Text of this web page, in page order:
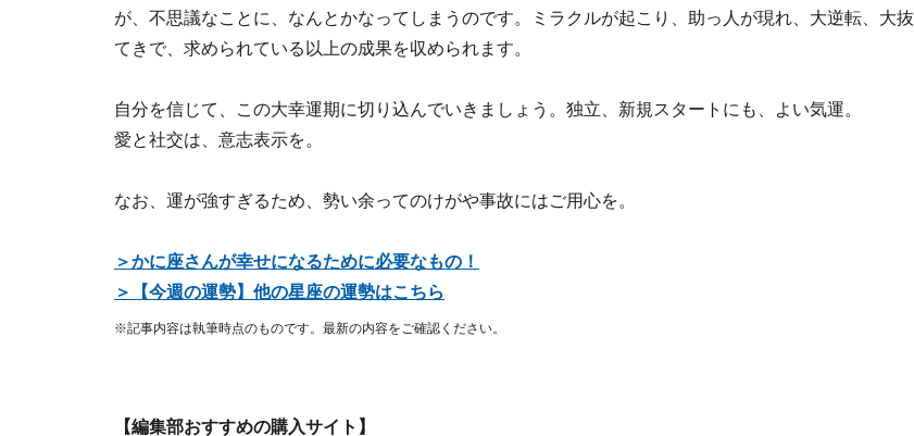
が、不思議なことに、なんとかなってしまうのです。ミラクルが起こり、助っ人が現れ、大逆転、大抜
てきで、求められている以上の成果を収められます。
自分を信じて、この大幸運期に切り込んでいきましょう。独立、新規スタートにも、よい気運。
愛と社交は、意志表示を。
なお、運が強すぎるため、勢い余ってのけがや事故にはご用心を。
＞かに座さんが幸せになるために必要なもの！
＞【今週の運勢】他の星座の運勢はこちら
※記事内容は執筆時点のものです。最新の内容をご確認ください。
【編集部おすすめの購入サイト】